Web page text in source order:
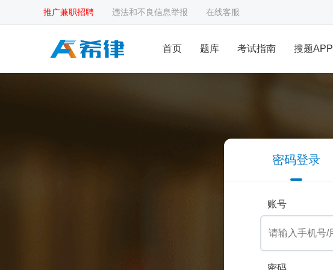
推广兼职招聘 违法和不良信息举报 在线客服
首页 题库 考试指南 搜题APP
密码登录
账号
密码